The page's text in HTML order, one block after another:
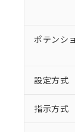
ポテンシ
設定方式
指示方式